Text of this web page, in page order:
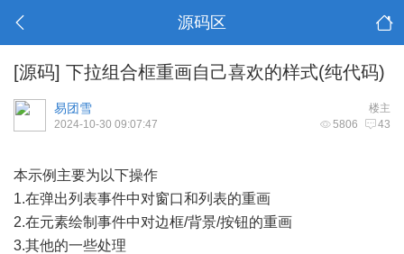
源码区
[源码] 下拉组合框重画自己喜欢的样式(纯代码)
楼主
易团雪
5806 43
2024-10-30 09:07:47
本示例主要为以下操作
1.在弹出列表事件中对窗口和列表的重画
2.在元素绘制事件中对边框/背景/按钮的重画
3.其他的一些处理